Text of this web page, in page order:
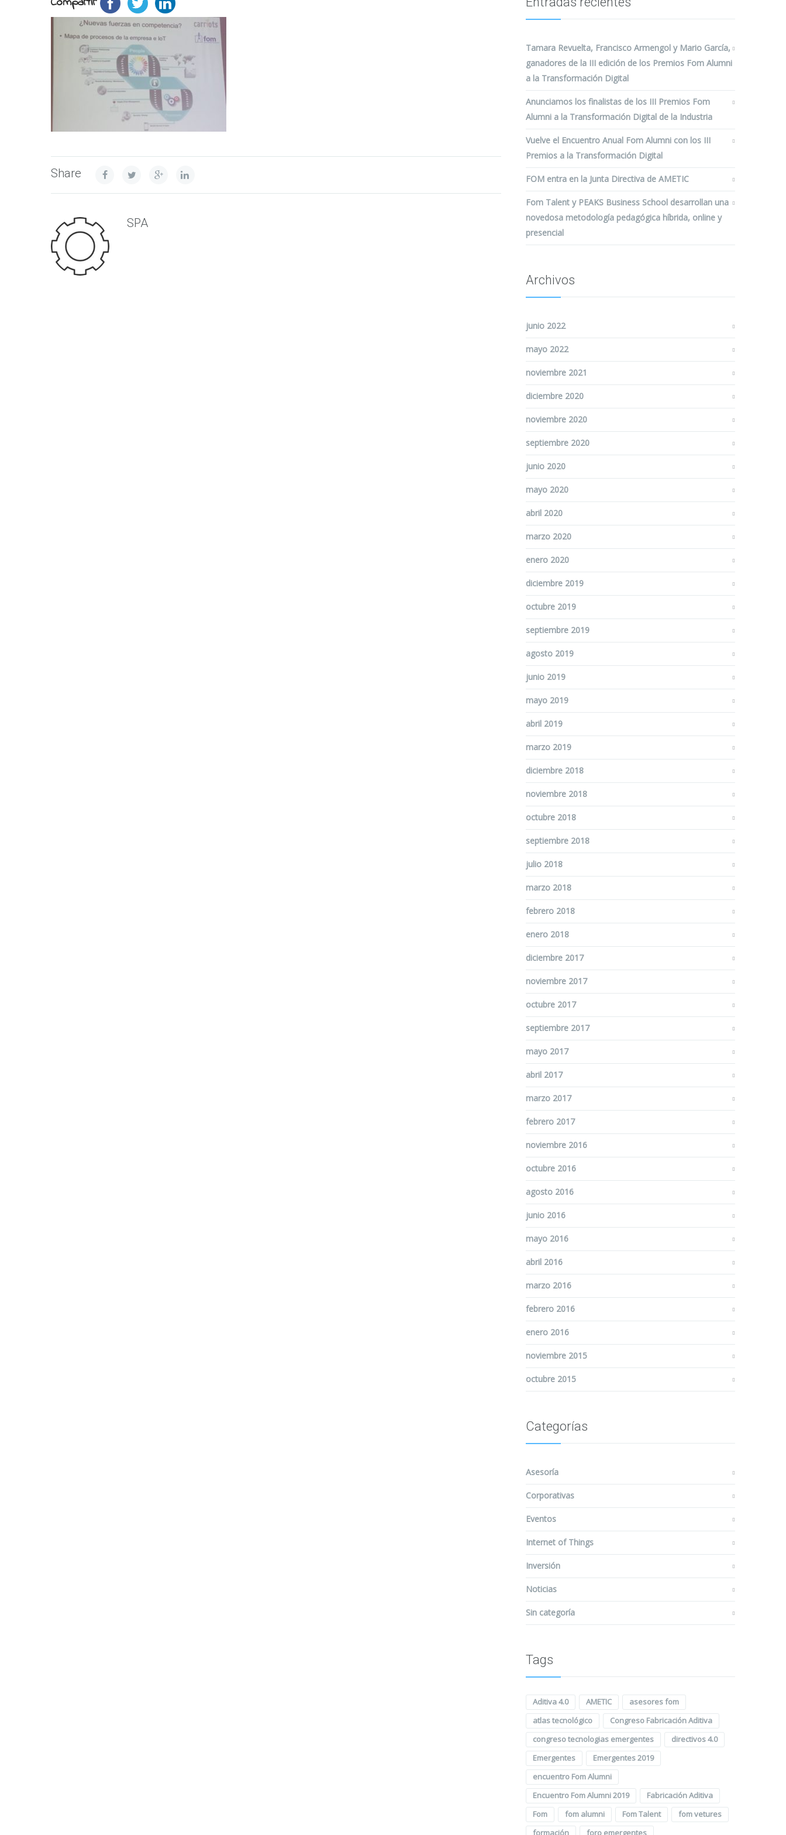
Share
SPA
Tamara Revuelta, Francisco Armengol y Mario García,
ganadores de la III edición de los Premios Fom Alumni
a la Transformación Digital
Anunciamos los finalistas de los III Premios Fom
Alumni a la Transformación Digital de la Industria
Vuelve el Encuentro Anual Fom Alumni con los III
Premios a la Transformación Digital
FOM entra en la Junta Directiva de AMETIC
Fom Talent y PEAKS Business School desarrollan una
novedosa metodología pedagógica híbrida, online y
presencial
Archivos
junio 2022
mayo 2022
noviembre 2021
diciembre 2020
noviembre 2020
septiembre 2020
junio 2020
mayo 2020
abril 2020
marzo 2020
enero 2020
diciembre 2019
octubre 2019
septiembre 2019
agosto 2019
junio 2019
mayo 2019
abril 2019
marzo 2019
diciembre 2018
noviembre 2018
octubre 2018
septiembre 2018
julio 2018
marzo 2018
febrero 2018
enero 2018
diciembre 2017
noviembre 2017
octubre 2017
septiembre 2017
mayo 2017
abril 2017
marzo 2017
febrero 2017
noviembre 2016
octubre 2016
agosto 2016
junio 2016
mayo 2016
abril 2016
marzo 2016
febrero 2016
enero 2016
noviembre 2015
octubre 2015
Categorías
Asesoría
Corporativas
Eventos
Internet of Things
Inversión
Noticias
Sin categoría
Tags
Aditiva 4.0 AMETIC
asesores fom
atlas tecnológico
Congreso Fabricación Aditiva
congreso tecnologias emergentes
directivos 4.0
Emergentes
Emergentes 2019
encuentro Fom Alumni
Encuentro Fom Alumni 2019
Fabricación Aditiva
Fom
fom alumni Fom Talent
fom vetures
formación
foro emergentes